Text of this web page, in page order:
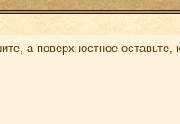
а поверхностное оставьте,